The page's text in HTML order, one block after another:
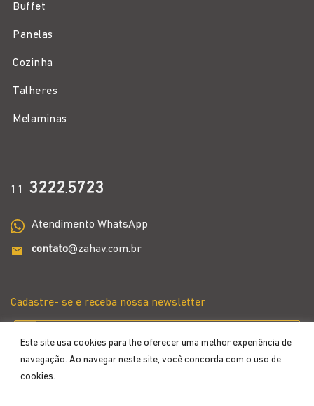
Este site usa cookies para lhe oferecer uma melhor experiência de
navegação. Ao navegar neste site, você concorda com o uso de
cookies.
Buffet
Panelas
Cozinha
Talheres
Melaminas
11 3222.5723
Atendimento WhatsApp
contato@zahav.com.br
Cadastre- se e receba nossa newsletter